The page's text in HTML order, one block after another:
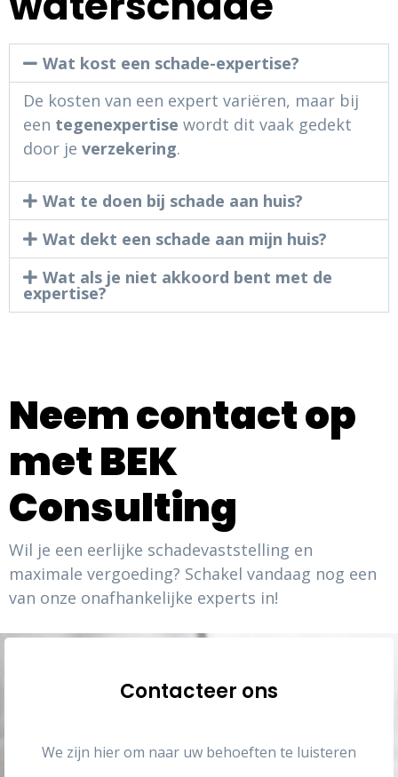
Wat kost een schade-expertise?
De kosten van een expert variëren, maar bij
een tegenexpertise wordt dit vaak gedekt
door je verzekering.
Wat te doen bij schade aan huis?
Wat dekt een schade aan mijn huis?
Wat als je niet akkoord bent met de
expertise?
Neem contact op
met BEK
Consulting
Wil je een eerlijke schadevaststelling en
maximale vergoeding? Schakel vandaag nog een
van onze onafhankelijke experts in!
Contacteer ons
We zijn hier om naar uw behoeften te luisteren